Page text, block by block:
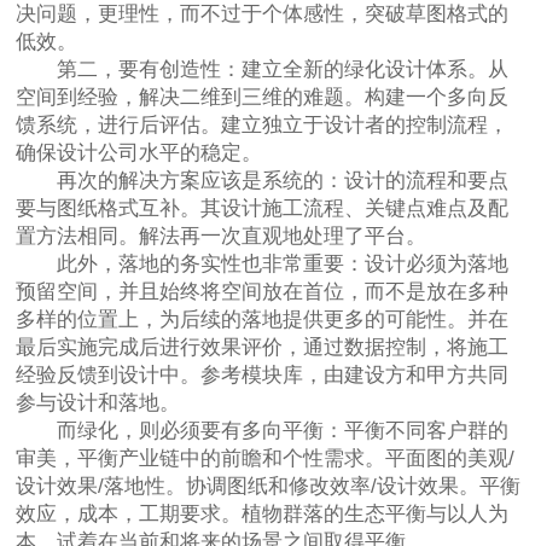
决问题，更理性，而不过于个体感性，突破草图格式的
低效。
第二，要有创造性：建立全新的绿化设计体系。从
空间到经验，解决二维到三维的难题。构建一个多向反
馈系统，进行后评估。建立独立于设计者的控制流程，
确保设计公司水平的稳定。
再次的解决方案应该是系统的：设计的流程和要点
要与图纸格式互补。其设计施工流程、关键点难点及配
置方法相同。解法再一次直观地处理了平台。
此外，落地的务实性也非常重要：设计必须为落地
预留空间，并且始终将空间放在首位，而不是放在多种
多样的位置上，为后续的落地提供更多的可能性。并在
最后实施完成后进行效果评价，通过数据控制，将施工
经验反馈到设计中。参考模块库，由建设方和甲方共同
参与设计和落地。
而绿化，则必须要有多向平衡：平衡不同客户群的
审美，平衡产业链中的前瞻和个性需求。平面图的美观/
设计效果/落地性。协调图纸和修改效率/设计效果。平衡
效应，成本，工期要求。植物群落的生态平衡与以人为